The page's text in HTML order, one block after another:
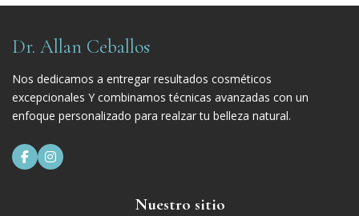
Dr. Allan Ceballos
Nos dedicamos a entregar resultados cosméticos
excepcionales Y combinamos técnicas avanzadas con un
enfoque personalizado para realzar tu belleza natural.
 
Nuestro sitio